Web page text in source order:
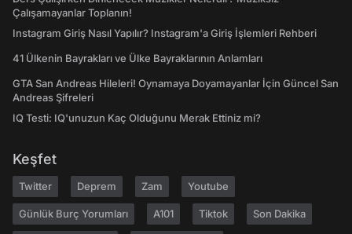
Çalışamayanlar Toplanın!
Instagram Giriş Nasıl Yapılır? Instagram'a Giriş İşlemleri Rehberi
41 Ülkenin Bayrakları ve Ülke Bayraklarının Anlamları
GTA San Andreas Hileleri! Oynamaya Doyamayanlar İçin Güncel San
Andreas Şifreleri
IQ Testi: IQ'unuzun Kaç Olduğunu Merak Ettiniz mi?
Keşfet
Twitter Deprem Zam Youtube
Günlük Burç Yorumları A101 Tiktok Son Dakika